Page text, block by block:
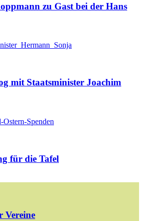
zu Gast bei der Hans
mit Staatsminister Joachim
für die Tafel
Vereine